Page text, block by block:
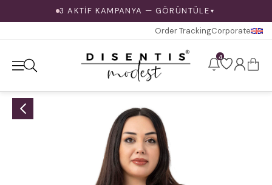
3 AKTİF KAMPANYA — GÖRÜNTÜLE ▼
Order TrackingCorporate
4